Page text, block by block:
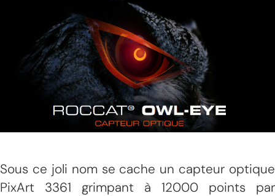
Sous ce joli nom se cache un capteur optique
PixArt 3361 grimpant à 12000 points par